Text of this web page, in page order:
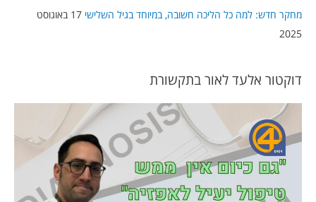
מחקר חדש: למה כל הליכה חשובה, במיוחד בגיל השלישי
17 באוגוסט
2025
דוקטור אלעד לאור בתקשורת